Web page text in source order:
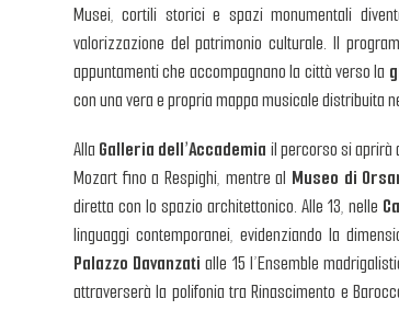
Musei, cortili storici e spazi monumentali
valorizzazione del patrimonio culturale. Il
appuntamenti che accompagnano la città verso la
con una vera e propria mappa musicale distribuita
Alla Galleria dell’Accademia il percorso si aprirà
Mozart fino a Respighi, mentre al Museo di
diretta con lo spazio architettonico. Alle 13, nelle
linguaggi contemporanei, evidenziando la
Palazzo Davanzati alle 15 l’Ensemble
attraverserà la polifonia tra Rinascimento e